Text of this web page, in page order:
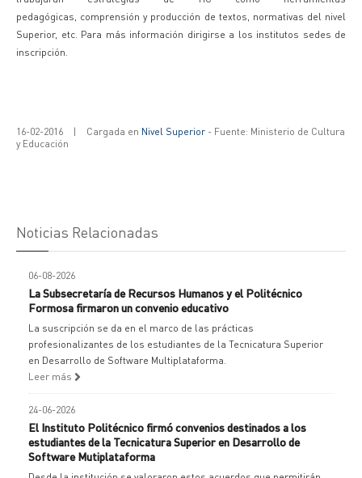
pedagógicas, comprensión y producción de textos, normativas del nivel
Superior, etc. Para más información dirigirse a los institutos sedes de
inscripción.
16-02-2016 | Cargada en Nivel Superior - Fuente: Ministerio de Cultura
y Educación
Noticias Relacionadas
06-08-2026
La Subsecretaría de Recursos Humanos y el Politécnico
Formosa firmaron un convenio educativo
La suscripción se da en el marco de las prácticas
profesionalizantes de los estudiantes de la Tecnicatura Superior
en Desarrollo de Software Multiplataforma.
Leer más
24-06-2026
El Instituto Politécnico firmó convenios destinados a los
estudiantes de la Tecnicatura Superior en Desarrollo de
Software Mutiplataforma